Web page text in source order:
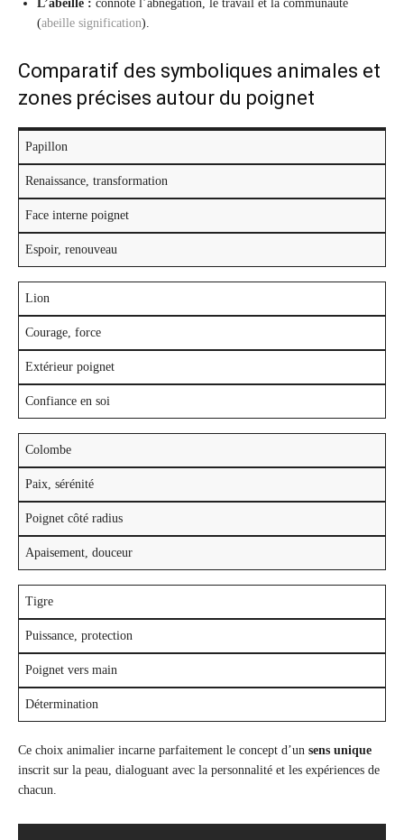
L’abeille : connote l’abnégation, le travail et la communauté
(abeille signification).
Comparatif des symboliques animales et
zones précises autour du poignet
Papillon
Renaissance, transformation
Face interne poignet
Espoir, renouveau
Lion
Courage, force
Extérieur poignet
Confiance en soi
Colombe
Paix, sérénité
Poignet côté radius
Apaisement, douceur
Tigre
Puissance, protection
Poignet vers main
Détermination
Ce choix animalier incarne parfaitement le concept d’un sens unique
inscrit sur la peau, dialoguant avec la personnalité et les expériences de
chacun.